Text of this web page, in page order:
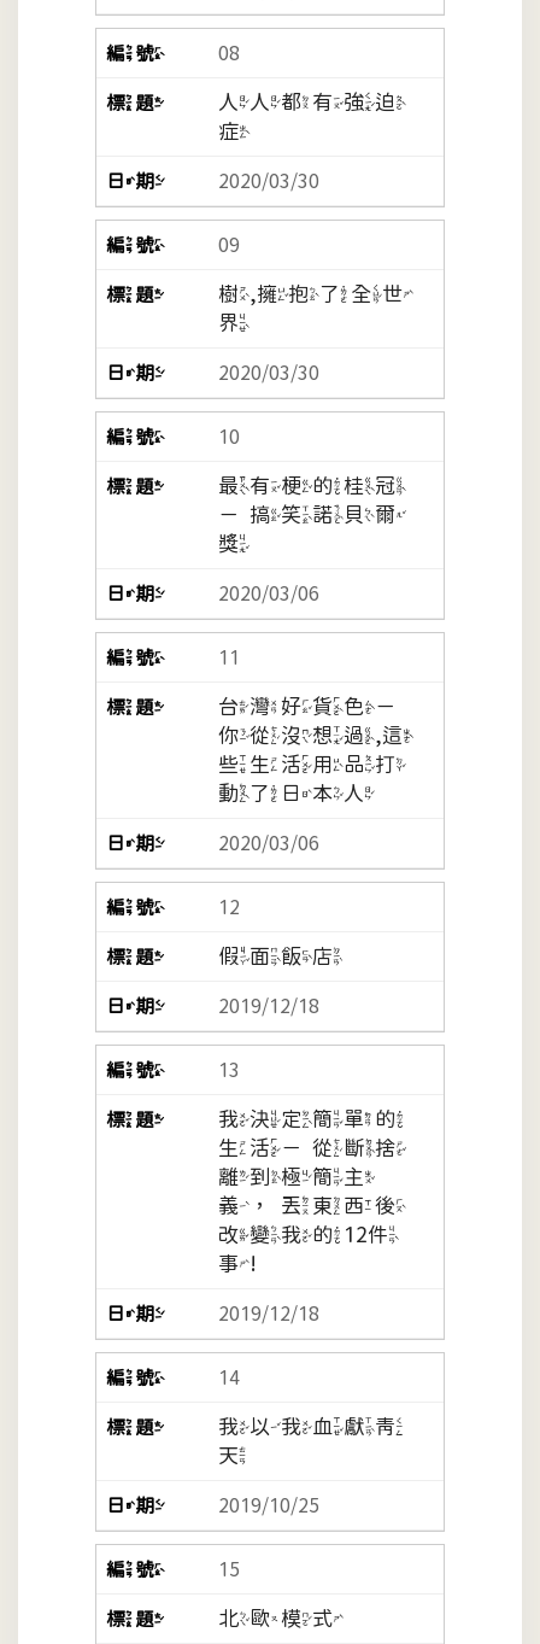
08
人人都有強迫
症
2020/03/30
09
樹,擁抱了全世
界
2020/03/30
10
最有梗的桂冠
－搞笑諾貝爾
獎
2020/03/06
11
台灣好貨色－
你從沒想過,這
些生活用品打
動了日本人
2020/03/06
12
假面飯店
2019/12/18
13
我決定簡單的
生活－從斷捨
離到極簡主
義，丟東西後
改變我的12件
事!
2019/12/18
14
我以我血獻青
天
2019/10/25
15
北歐模式